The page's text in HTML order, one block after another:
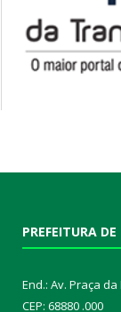
PREFEITURA DE
End.: Av. Praça
CEP: 68880 .000